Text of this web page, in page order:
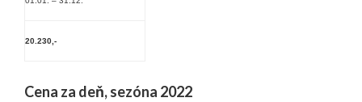
20.230,-
Cena za deň, sezóna 2022